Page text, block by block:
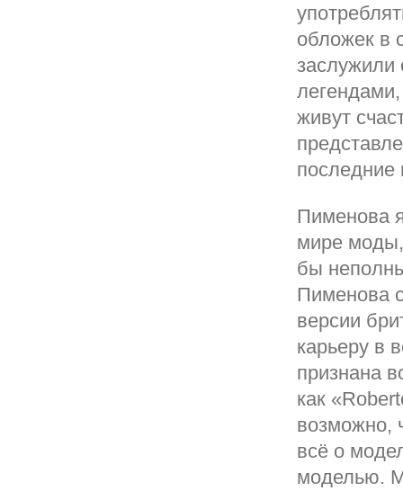
обложек в
заслужили
живут
последние
Пименова
мире
бы
Пименова
версии
карьеру в
признана
как
возможно,
всё о
моделью.